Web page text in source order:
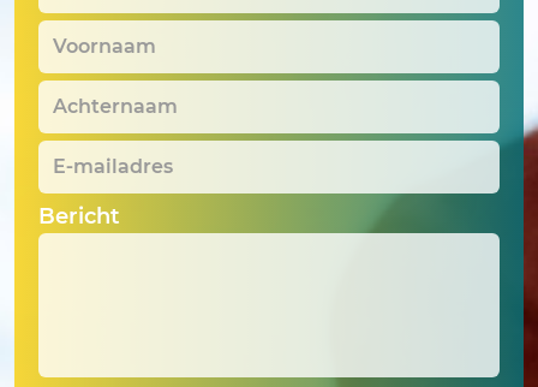
Voornaam
Achternaam
E-
mailadres *
Bericht